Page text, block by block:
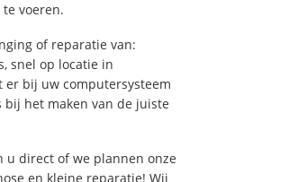
voeren.
of reparatie van:
snel op locatie in
er bij uw computersysteem
het maken van de juiste
u direct of we plannen onze
en kleine reparatie! Wij